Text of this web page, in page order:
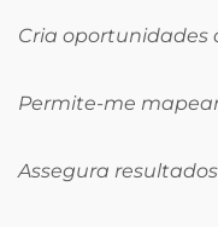
Cria oportunidades
Permite-me
Assegura